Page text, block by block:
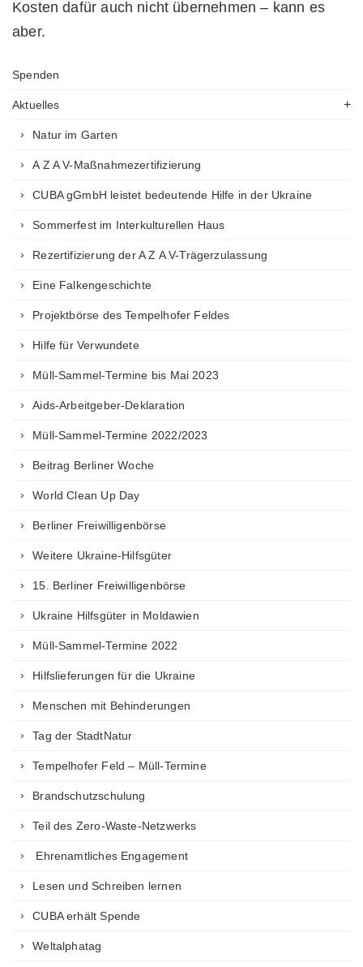
Kosten dafür auch nicht übernehmen – kann es
aber.
Spenden
Aktuelles
Natur im Garten
A Z A V-Maßnahmezertifizierung
CUBA gGmbH leistet bedeutende Hilfe in der Ukraine
Sommerfest im Interkulturellen Haus
Rezertifizierung der A Z A V-Trägerzulassung
Eine Falkengeschichte
Projektbörse des Tempelhofer Feldes
Hilfe für Verwundete
Müll-Sammel-Termine bis Mai 2023
Aids-Arbeitgeber-Deklaration
Müll-Sammel-Termine 2022/2023
Beitrag Berliner Woche
World Clean Up Day
Berliner Freiwilligenbörse
Weitere Ukraine-Hilfsgüter
15. Berliner Freiwilligenbörse
Ukraine Hilfsgüter in Moldawien
Müll-Sammel-Termine 2022
Hilfslieferungen für die Ukraine
Menschen mit Behinderungen
Tag der StadtNatur
Tempelhofer Feld – Müll-Termine
Brandschutzschulung
Teil des Zero-Waste-Netzwerks
Ehrenamtliches Engagement
Lesen und Schreiben lernen
CUBA erhält Spende
Weltalphatag